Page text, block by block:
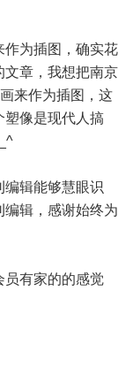
作为插图，确实花
文章，我想把南京
来作为插图，这
塑像是现代人搞
编辑能够慧眼识
辑，感谢始终为
员有家的的感觉